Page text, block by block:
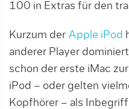
100 in Extras für den
Kurzum der Apple iPod
anderer Player
schon der erste iMac
iPod – oder gelten
Kopfhörer – als